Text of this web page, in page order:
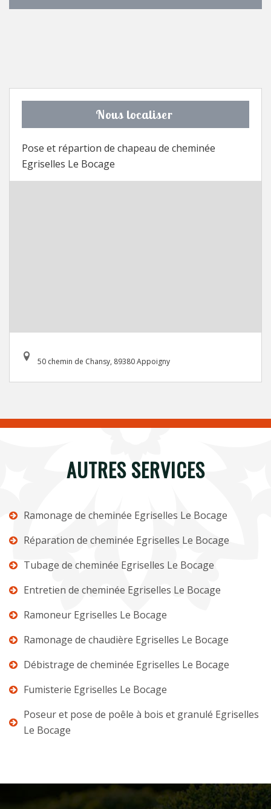
Nous localiser
Pose et répartion de chapeau de cheminée
Egriselles Le Bocage
50 chemin de Chansy, 89380 Appoigny
AUTRES SERVICES
Ramonage de cheminée Egriselles Le Bocage
Réparation de cheminée Egriselles Le Bocage
Tubage de cheminée Egriselles Le Bocage
Entretien de cheminée Egriselles Le Bocage
Ramoneur Egriselles Le Bocage
Ramonage de chaudière Egriselles Le Bocage
Débistrage de cheminée Egriselles Le Bocage
Fumisterie Egriselles Le Bocage
Poseur et pose de poêle à bois et granulé Egriselles
Le Bocage